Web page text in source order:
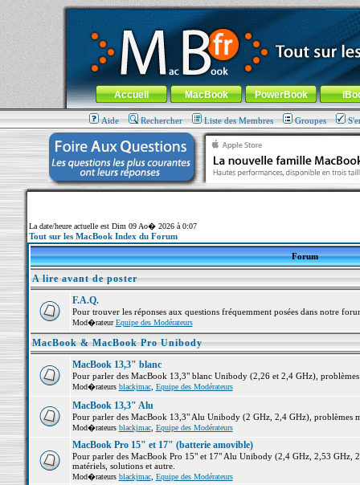
MacBook-fr.com : 100% Apple... 100% nomade !
Aller au contenu-Aller au menu général-Aller au menu de
Menu général
Accueil MacBook PowerBook
Aide Rechercher Liste des Membres Groupes
La date/heure actuelle est Dim 09 Ao� 2026 à 0:07
Tout sur les MacBook Index du Forum
Forum
A lire avant de poster
F.A.Q.
Pour trouver les réponses aux questions fréquemment posées dans notre
Mod�rateurEquipe des Modérateurs
MacBook & MacBook Pro Unibody
MacBook 13,3" blanc
Pour parler des MacBook 13,3" blanc Unibody (2,26 et 2,4 GHz),
Mod�rateurs blackjmac, Equipe des Modérateurs
MacBook 13,3" Alu
Pour parler des MacBook 13,3" Alu Unibody (2 GHz, 2,4 GHz), problèmes
Mod�rateurs blackjmac, Equipe des Modérateurs
MacBook Pro 15" et 17" (batterie amovible)
Pour parler des MacBook Pro 15" et 17" Alu Unibody (2,4 GHz, 2,53 GHz,
matériels, solutions et autre.
Mod�rateurs blackjmac, Equipe des Modérateurs